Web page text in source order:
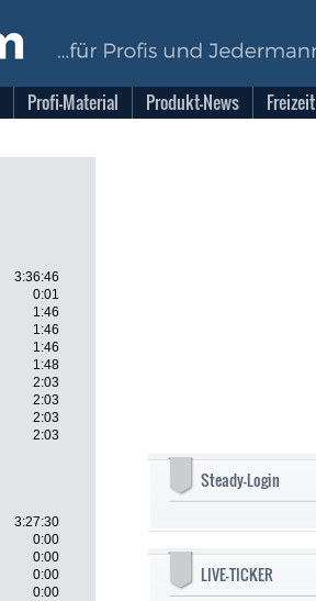
Profi-Material Produkt-News Freizeit
3:36:46
0:01
1:46
1:46
1:46
1:48
2:03
2:03
2:03
2:03
3:27:30
0:00
0:00
0:00
0:00
Steady-Login
LIVE-TICKER